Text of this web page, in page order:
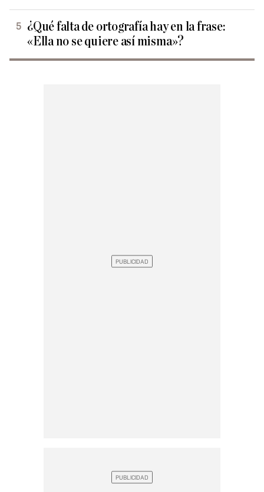
¿Qué falta de ortografía hay en la frase:
«Ella no se quiere así misma»?